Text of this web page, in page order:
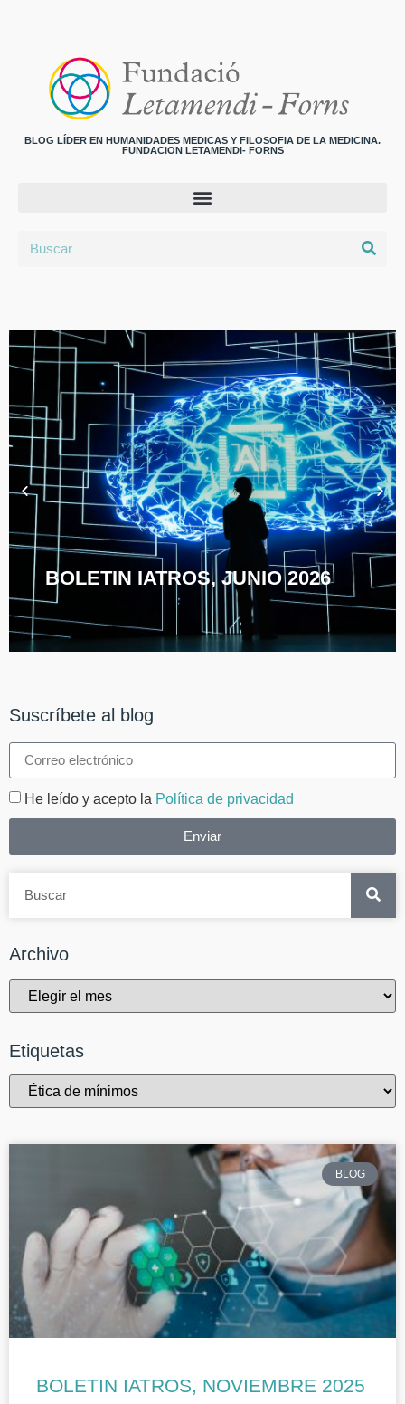
BLOG LÍDER EN HUMANIDADES MEDICAS Y FILOSOFIA DE LA MEDICINA.
FUNDACION LETAMENDI- FORNS
BOLETIN IATROS, JUNIO 2026
Suscríbete al blog
He leído y acepto la Política de privacidad
Enviar
Archivo
Etiquetas
BLOG
BOLETIN IATROS, NOVIEMBRE 2025